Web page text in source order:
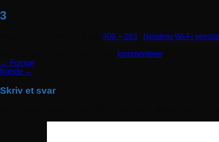
3
400 × 283 Netatmo Wi-Fi
kommenterer.
← Forrige
Næste →
Skriv et svar